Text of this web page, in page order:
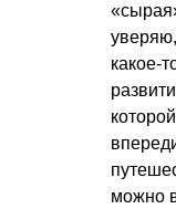
какое-
можно